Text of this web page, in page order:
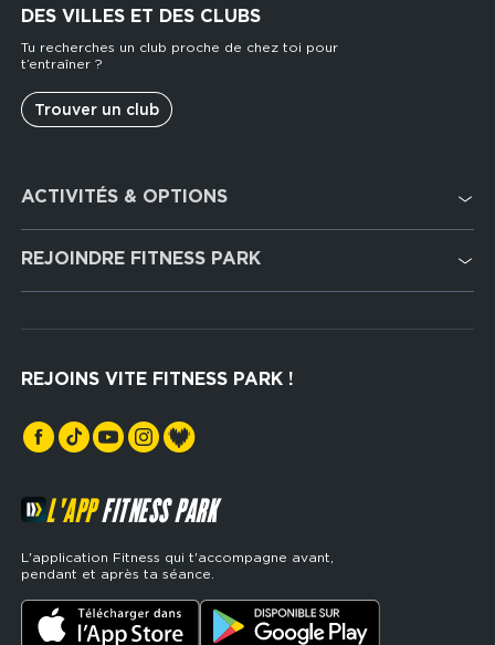
DES VILLES ET DES CLUBS
Tu recherches un club proche de chez toi pour
t’entraîner ?
Trouver un club
services
ACTIVITÉS & OPTIONS
Cardio Training
Musculation
Hyrox Zone
Cross Training
REJOINDRE FITNESS PARK
REJOINS VITE FITNESS PARK !
L'APPFITNESS PARK
L'application Fitness qui t'accompagne avant,
pendant et après ta séance.